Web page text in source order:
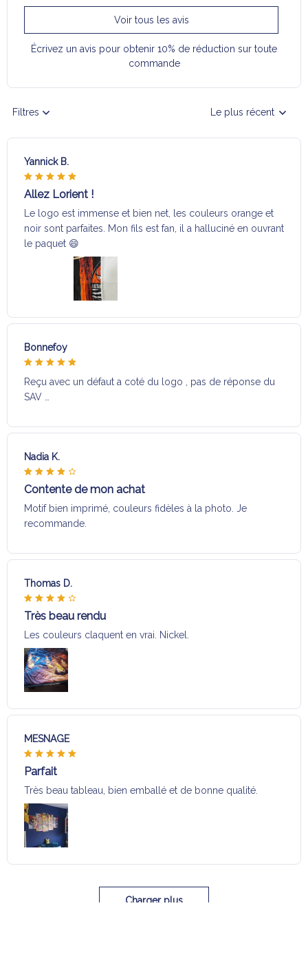
Voir tous les avis
Écrivez un avis pour obtenir 10% de réduction sur toute
commande
Filtres Le plus récent
Yannick B.
Allez Lorient !
Le logo est immense et bien net, les couleurs orange et
noir sont parfaites. Mon fils est fan, il a halluciné en ouvrant
le paquet 😄
Bonnefoy
Reçu avec un défaut a coté du logo , pas de réponse du
SAV …
Nadia K.
Contente de mon achat
Motif bien imprimé, couleurs fidèles à la photo. Je
recommande.
Thomas D.
Très beau rendu
Les couleurs claquent en vrai. Nickel.
MESNAGE
Parfait
Très beau tableau, bien emballé et de bonne qualité.
Charger plus